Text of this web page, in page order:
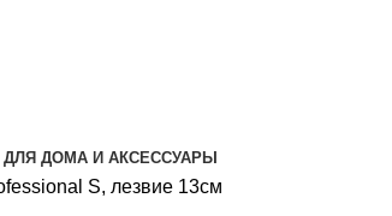
ДОМА И АКСЕССУАРЫ
S, лезвие 13см